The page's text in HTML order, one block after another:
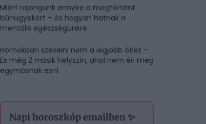
Miért rajongunk ennyire a megtörtént
bűnügyekért – és hogyan hatnak a
mentális egészségünkre
Homokban szexelni nem a legjobb ötlet –
És még 2 másik helyszín, ahol nem éri meg
egymásnak esni
Napi horoszkóp emailben ✨